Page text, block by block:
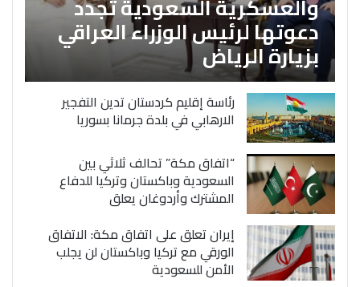
دعوتها لرئيس الوزراء العراقي
بزيارة الرياض
رئاسة إقليم كردستان تدين التفجير
الارهابي في بلدة جرمانا بسوريا
“اتفاق مكة” تحالف ثلاثي بين
السعودية وباكستان وتركيا للدفاع
المشترك وأردوغان يعلق
إيران تعلق على اتفاق مكة: الاتفاق
الورقي مع تركيا وباكستان لن يجلب
الأمن للسعودية